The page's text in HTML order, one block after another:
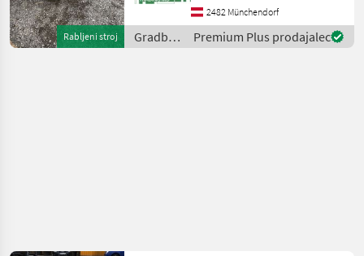
Rabljeni stroj
gemacht Technisch wie
optisch in einem sehr
gutem Zustand. Gradbeni
2482 Münchendorf
Gradbeni
stroji /
Premium Plus prodajalec